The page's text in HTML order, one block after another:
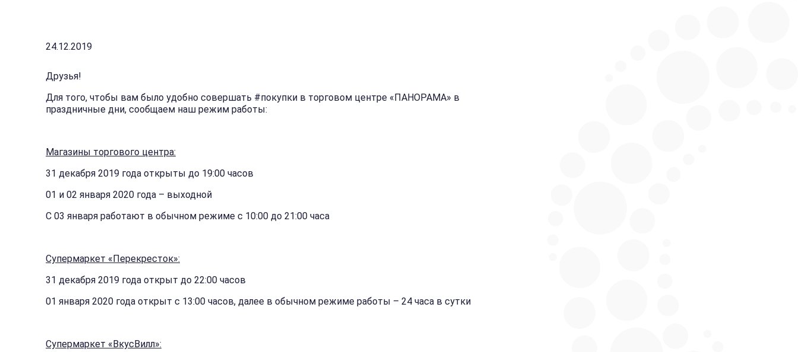
24.12.2019
Друзья!
Для того, чтобы вам было удобно совершать #покупки в торговом центре «ПАНОРАМА» в
праздничные дни, сообщаем наш режим работы:
Магазины торгового центра:
31 декабря 2019 года открыты до 19:00 часов
01 и 02 января 2020 года – выходной
С 03 января работают в обычном режиме с 10:00 до 21:00 часа
Супермаркет «Перекресток»:
31 декабря 2019 года открыт до 22:00 часов
01 января 2020 года открыт с 13:00 часов, далее в обычном режиме работы – 24 часа в сутки
Супермаркет «ВкусВилл»: